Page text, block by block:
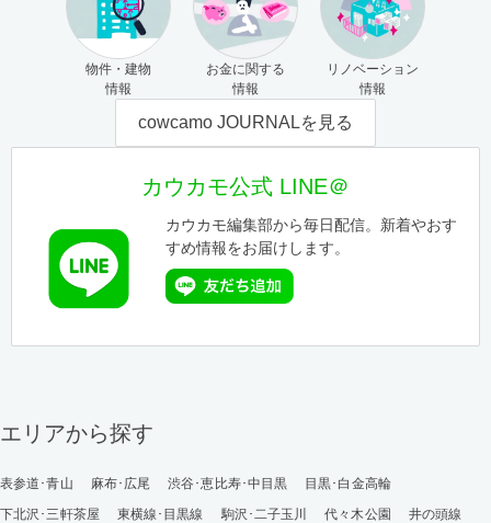
物件・建物
情報
お金に関する
情報
リノベーション
情報
cowcamo JOURNALを見る
カウカモ公式 LINE＠
カウカモ編集部から毎日配信。新着やおす
すめ情報をお届けします。
エリアから探す
表参道･青山 麻布･広尾 渋谷･恵比寿･中目黒
目黒･白金高輪
下北沢･三軒茶屋
東横線･目黒線 駒沢･二子玉川 代々木公園
井の頭線